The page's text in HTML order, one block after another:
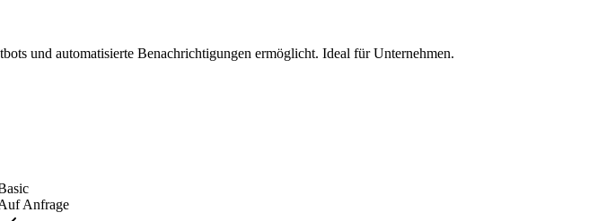
und automatisierte Benachrichtigungen ermöglicht. Ideal für Unternehmen.
Anfrage